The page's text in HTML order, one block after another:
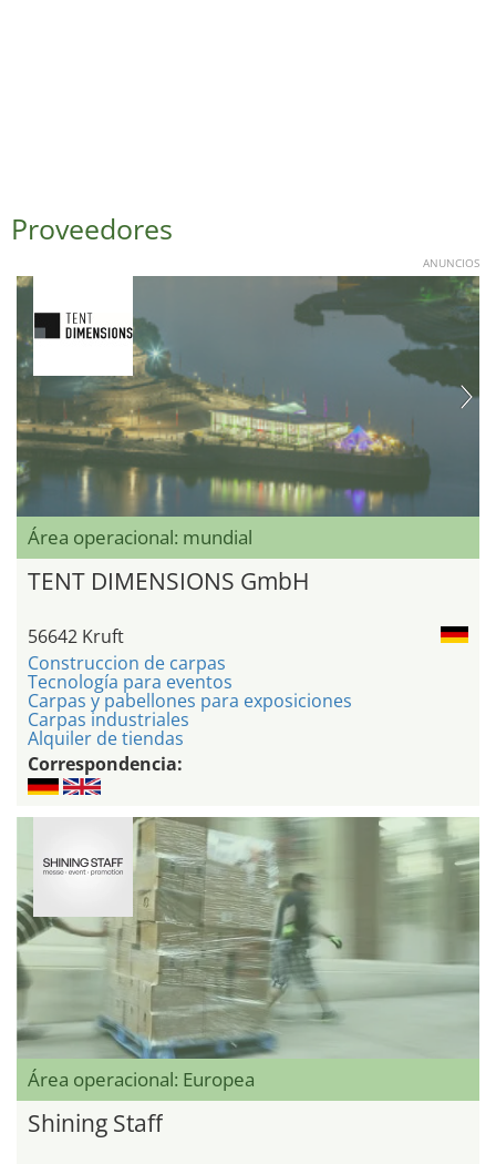
Proveedores
ANUNCIOS
Área operacional: mundial
TENT DIMENSIONS GmbH
56642 Kruft
Construccion de carpas
Tecnología para eventos
Carpas y pabellones para exposiciones
Carpas industriales
Alquiler de tiendas
Correspondencia:
Área operacional: Europea
Shining Staff